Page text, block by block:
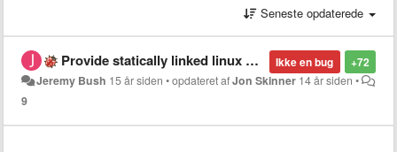
Seneste opdaterede
+72
Ikke en bug
Provide statically linked linux builds
Jeremy Bush 15 år siden •opdateret afJon Skinner 14 år siden •
9